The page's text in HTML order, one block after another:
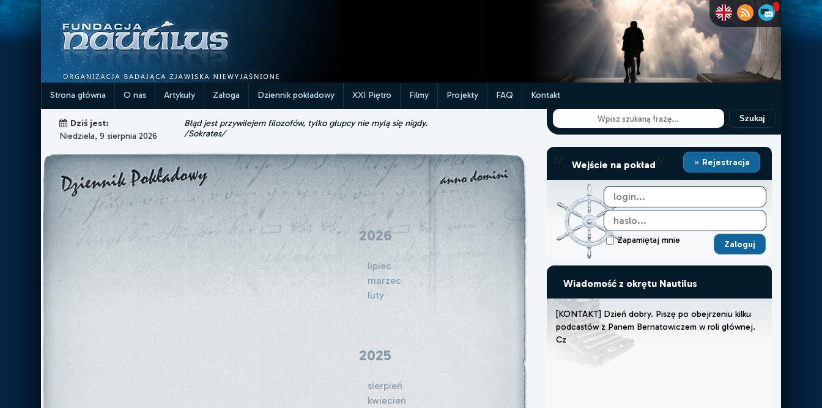
Strona główna O nas Artykuły Załoga Dziennik pokładowy XXI Piętro Filmy Projekty FAQ Kontakt
Dziś jest:
Niedziela, 9 sierpnia 2026
Błąd jest przywilejem filozofów, tylko głupcy nie mylą się nigdy.
/Sokrates/
2026
lipiec
marzec
luty
2025
sierpień
kwiecień
Szukaj
// Wejście na pokład// Rejestracja
Zapamiętaj mnie
Wiadomość z okrętu Nautilus
[KONTAKT] Dzień dobry. Piszę po obejrzeniu kilku
podcastów z Panem Bernatowiczem w roli głównej.
Cz ę, że muszę lub